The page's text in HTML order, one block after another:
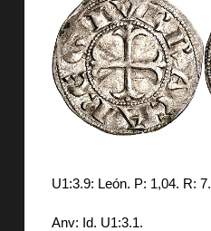
U1:3.9: León. P: 1,04. R: 7.
Anv: Id. U1:3.1.